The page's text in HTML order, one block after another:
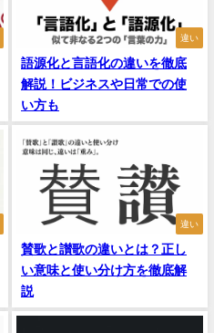
違い
語源化と言語化の違いを徹底
解説！ビジネスや日常での使
い方も
違い
賛歌と讃歌の違いとは？正し
い意味と使い分け方を徹底解
説